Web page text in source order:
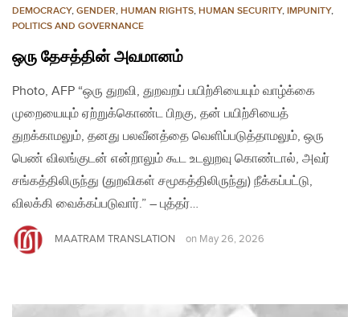
DEMOCRACY, GENDER, HUMAN RIGHTS, HUMAN SECURITY, IMPUNITY,
POLITICS AND GOVERNANCE
ஒரு தேசத்தின் அவமானம்
Photo, AFP “ஒரு துறவி, துறவறப் பயிற்சியையும் வாழ்க்கை
முறையையும் ஏற்றுக்கொண்ட பிறகு, தன் பயிற்சியைத்
துறக்காமலும், தனது பலவீனத்தை வெளிப்படுத்தாமலும், ஒரு
பெண் விலங்குடன் என்றாலும் கூட உடலுறவு கொண்டால், அவர்
சங்கத்திலிருந்து (துறவிகள் சமூகத்திலிருந்து) நீக்கப்பட்டு,
விலக்கி வைக்கப்படுவார்.” – புத்தர்…
MAATRAM TRANSLATION on May 26, 2026